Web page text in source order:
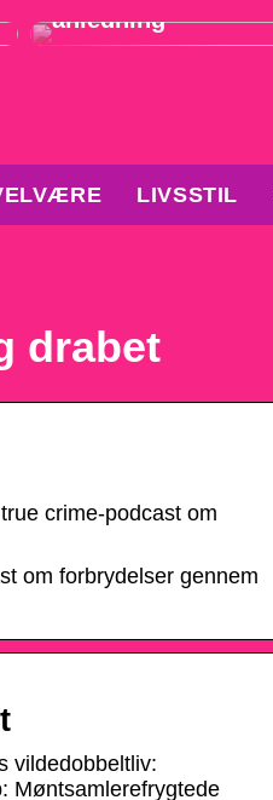
anledning
LIVSSTIL
drabet
crime-podcast om
om forbrydelser gennem
vildedobbeltliv:
Møntsamlerefrygtede